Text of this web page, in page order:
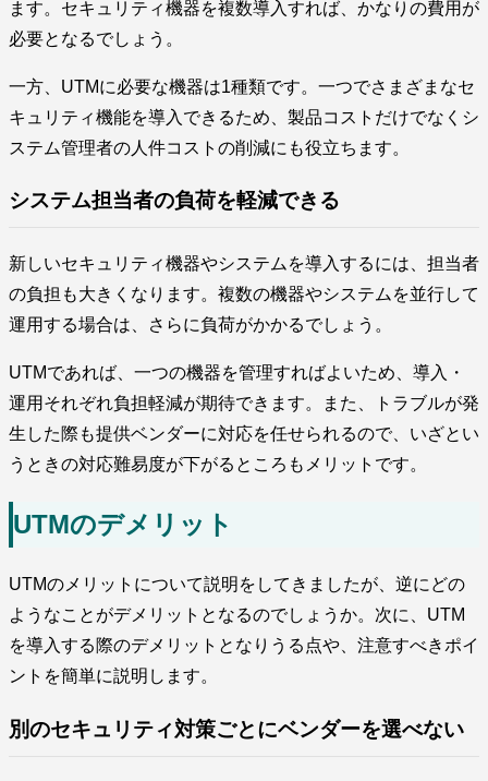
ます。セキュリティ機器を複数導入すれば、かなりの費用が
必要となるでしょう。
一方、UTMに必要な機器は1種類です。一つでさまざまなセ
キュリティ機能を導入できるため、製品コストだけでなくシ
ステム管理者の人件コストの削減にも役立ちます。
システム担当者の負荷を軽減できる
新しいセキュリティ機器やシステムを導入するには、担当者
の負担も大きくなります。複数の機器やシステムを並行して
運用する場合は、さらに負荷がかかるでしょう。
UTMであれば、一つの機器を管理すればよいため、導入・
運用それぞれ負担軽減が期待できます。また、トラブルが発
生した際も提供ベンダーに対応を任せられるので、いざとい
うときの対応難易度が下がるところもメリットです。
UTMのデメリット
UTMのメリットについて説明をしてきましたが、逆にどの
ようなことがデメリットとなるのでしょうか。次に、UTM
を導入する際のデメリットとなりうる点や、注意すべきポイ
ントを簡単に説明します。
別のセキュリティ対策ごとにベンダーを選べない